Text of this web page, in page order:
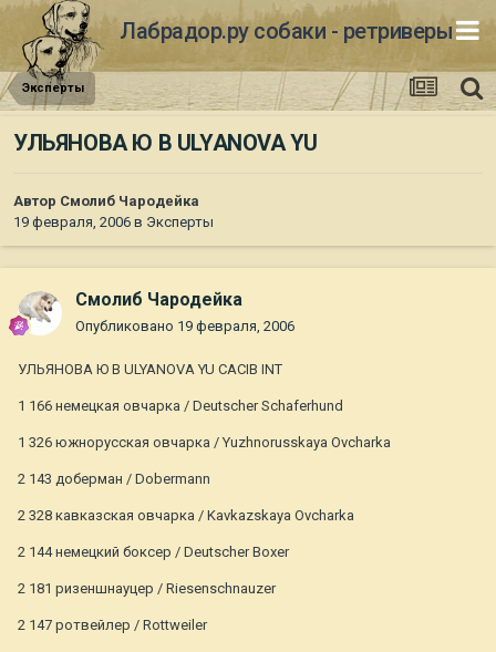
Лабрадор.ру собаки - ретриверы
Эксперты
УЛЬЯНОВА Ю В ULYANOVA YU
Автор Смолиб Чародейка
19 февраля, 2006 в Эксперты
Смолиб Чародейка
Опубликовано 19 февраля, 2006
УЛЬЯНОВА Ю В ULYANOVA YU CACIB INT
1 166 немецкая овчарка / Deutscher Schaferhund
1 326 южнорусская овчарка / Yuzhnorusskaya Ovcharka
2 143 доберман / Dobermann
2 328 кавказская овчарка / Kavkazskaya Ovcharka
2 144 немецкий боксер / Deutscher Boxer
2 181 ризеншнауцер / Riesenschnauzer
2 147 ротвейлер / Rottweiler